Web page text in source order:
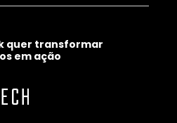
quer transformar
em ação